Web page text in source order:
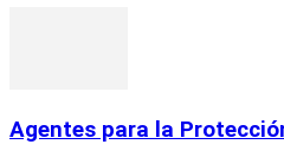
Agentes para la